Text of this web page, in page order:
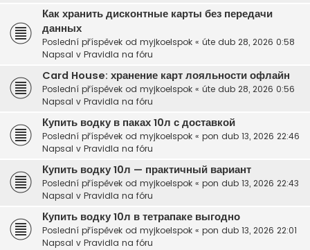
Как хранить дисконтные карты без передачи
данных
Poslední příspěvek od myjkoelspok « úte dub 28, 2026 0:58
Napsal v Pravidla na fóru
Card House: хранение карт лояльности офлайн
Poslední příspěvek od myjkoelspok « úte dub 28, 2026 0:56
Napsal v Pravidla na fóru
Купить водку в паках 10л с доставкой
Poslední příspěvek od myjkoelspok « pon dub 13, 2026 22:46
Napsal v Pravidla na fóru
Купить водку 10л — практичный вариант
Poslední příspěvek od myjkoelspok « pon dub 13, 2026 22:43
Napsal v Pravidla na fóru
Купить водку 10л в тетрапаке выгодно
Poslední příspěvek od myjkoelspok « pon dub 13, 2026 22:01
Napsal v Pravidla na fóru